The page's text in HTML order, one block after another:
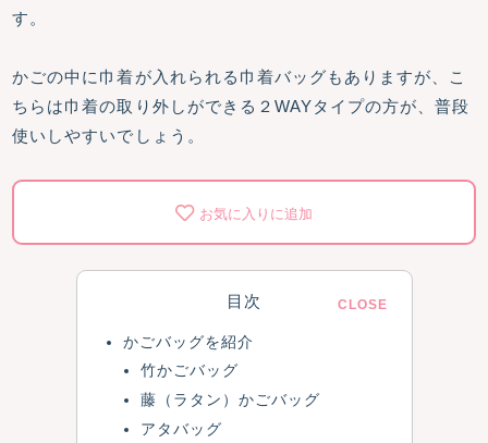
す。
かごの中に巾着が入れられる巾着バッグもありますが、こ
ちらは巾着の取り外しができる２WAYタイプの方が、普段
使いしやすいでしょう。
お気に入りに追加
目次
かごバッグを紹介
竹かごバッグ
藤（ラタン）かごバッグ
アタバッグ